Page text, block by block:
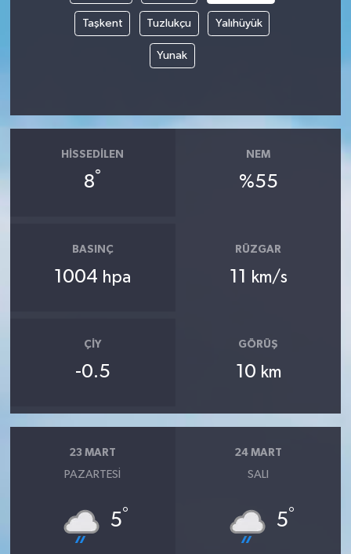
Taşkent Tuzlukçu Yalıhüyük
Yunak
HISSEDILEN
8°
NEM
%55
BASINÇ
1004 hpa
RÜZGAR
11 km/s
ÇIY
-0.5
GÖRÜŞ
10 km
23 MART
PAZARTESI
5°
24 MART
SALI
5°